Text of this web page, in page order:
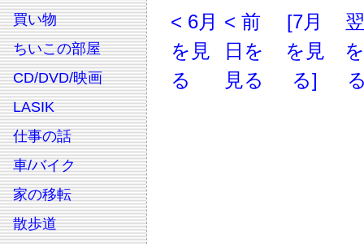
買い物
ちいこの部屋
CD/DVD/映画
LASIK
仕事の話
車/バイク
家の移転
散歩道
< 6月
を見
る
< 前
日を
見る
[7月
を見
る]